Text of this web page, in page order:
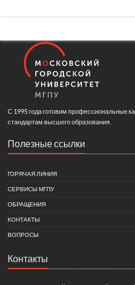
С 1995 года готовим профессиональные
стандартам высшего образования.
Полезные ссылки
ГОРЯЧАЯ ЛИНИЯ
СЕРВИСЫ МГПУ
ОБРАЩЕНИЯ
КОНТАКТЫ
ВОПРОСЫ
Контакты